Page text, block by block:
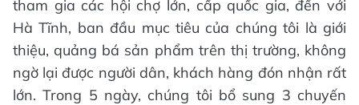
tham gia các hội chợ lớn, cấp quốc gia, đến với
Hà Tĩnh, ban đầu mục tiêu của chúng tôi là giới
thiệu, quảng bá sản phẩm trên thị trường, không
ngờ lại được người dân, khách hàng đón nhận rất
lớn. Trong 5 ngày, chúng tôi bổ sung 3 chuyến